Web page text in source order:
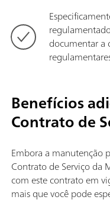
documentar a
Benefícios
Contrato de
Embora a manutenção
Contrato de Serviço da
com este contrato em
mais que você pode